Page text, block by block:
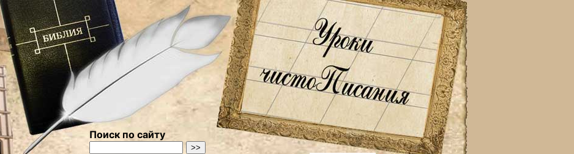
Поиск по сайту